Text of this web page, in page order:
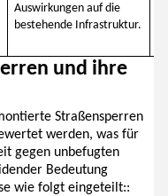
Auswirkungen auf die
bestehende Infrastruktur.
und ihre
Straßensperren
werden, was für
gegen unbefugten
Bedeutung
wie folgt eingeteilt::